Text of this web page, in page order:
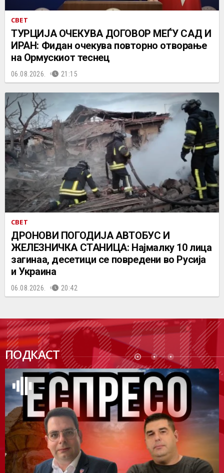
СВЕТ
ТУРЦИЈА ОЧЕКУВА ДОГОВОР МЕЃУ САД И
ИРАН: Фидан очекува повторно отворање
на Ормускиот теснец
06.08.2026. 21:15
СВЕТ
ДРОНОВИ ПОГОДИЈА АВТОБУС И
ЖЕЛЕЗНИЧКА СТАНИЦА: Најмалку 10 лица
загинаа, десетици се повредени во Русија
и Украина
06.08.2026. 20:42
ПОДКАСТ
ПОДК
АСТ